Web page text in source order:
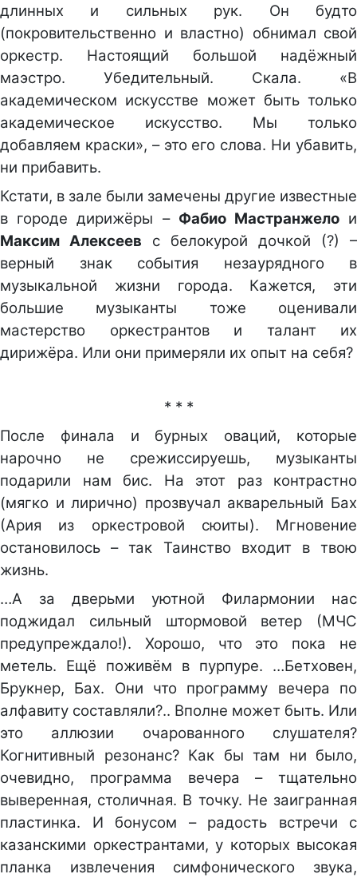
длинных и сильных рук. Он будто
(покровительственно и властно) обнимал свой
оркестр. Настоящий большой надёжный
маэстро. Убедительный. Скала. «В
академическом искусстве может быть только
академическое искусство. Мы только
добавляем краски», – это его слова. Ни убавить,
ни прибавить.
Кстати, в зале были замечены другие известные
в городе дирижёры – Фабио Мастранжелои
Максим Алексеев с белокурой дочкой (?) –
верный знак события незаурядного в
музыкальной жизни города. Кажется, эти
большие музыканты тоже оценивали
мастерство оркестрантов и талант их
дирижёра. Или они примеряли их опыт на себя?
* * *
После финала и бурных оваций, которые
нарочно не срежиссируешь, музыканты
подарили нам бис. На этот раз контрастно
(мягко и лирично) прозвучал акварельный Бах
(Ария из оркестровой сюиты). Мгновение
остановилось – так Таинство входит в твою
жизнь.
…А за дверьми уютной Филармонии нас
поджидал сильный штормовой ветер (МЧС
предупреждало!). Хорошо, что это пока не
метель. Ещё поживём в пурпуре. …Бетховен,
Брукнер, Бах. Они что программу вечера по
алфавиту составляли?.. Вполне может быть. Или
это аллюзии очарованного слушателя?
Когнитивный резонанс? Как бы там ни было,
очевидно, программа вечера – тщательно
выверенная, столичная. В точку. Не заигранная
пластинка. И бонусом – радость встречи с
казанскими оркестрантами, у которых высокая
планка извлечения симфонического звука,